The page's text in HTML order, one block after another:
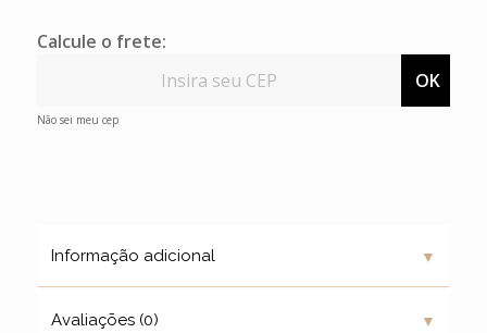
Calcule o frete:
OK
Não sei meu cep
Informação adicional ▼
Avaliações (0) ▼